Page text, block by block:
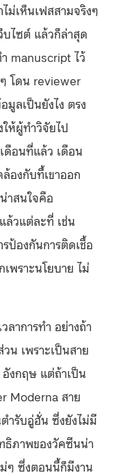
ม่เห็นเฟสสามจริงๆ
บไซต์ แล้วก็ล่าสุด
manuscript ไว้
โดน reviewer
มูลเป็นยังไง ตรง
ห้ผู้ทำวิจัยไป
ดือนที่แล้ว เดือน
องกับที้เขาออก
าสนใจคือ
ล้วแต่ละที่ เช่น
ป้องกันการติดเชื้อ
พราะนโยบาย ไม่
ลาการทำ อย่างถ้า
น เพราะเป็นสาย
งกฤษ แต่ถ้าเป็น
Moderna สาย
รับอู่ฮั่น ซึ่งยังไม่มี
ธิภาพของวัคซีนน่า
ๆ ซึ่งตอนนี้ก็มีงาน